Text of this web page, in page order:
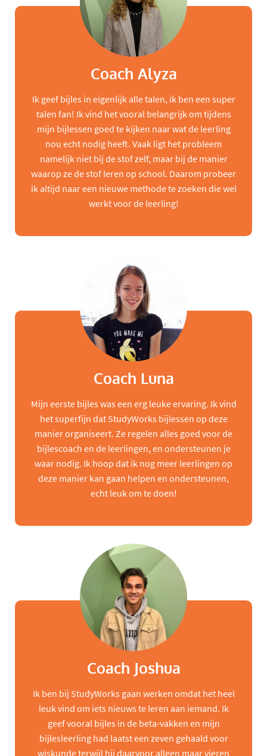
Coach Alyza
Ik geef bijles in eigenlijk alle talen, ik ben een super
talen fan! Ik vind het vooral belangrijk om tijdens
mijn bijlessen goed te kijken naar wat de leerling
nou echt nodig heeft. Vaak ligt het probleem
namelijk niet bij de stof zelf, maar bij de manier
waarop ze de stof leren op school. Daarom probeer
ik altijd naar een nieuwe methode te zoeken die wel
werkt voor de leerling!
Coach Luna
Mijn eerste bijles was een erg leuke ervaring. Ik vind
het superfijn dat StudyWorks bijlessen op deze
manier organiseert. Ze regelen alles goed voor de
bijlescoach en de leerlingen, en ondersteunen je
waar nodig. Ik hoop dat ik nog meer leerlingen op
deze manier kan gaan helpen en ondersteunen,
echt leuk om te doen!
Coach Joshua
Ik ben bij StudyWorks gaan werken omdat het heel
leuk vind om iets nieuws te leren aan iemand. Ik
geef vooral bijles in de beta-vakken en mijn
bijlesleerling had laatst een zeven gehaald voor
wiskunde terwijl hij daarvoor alleen maar vieren